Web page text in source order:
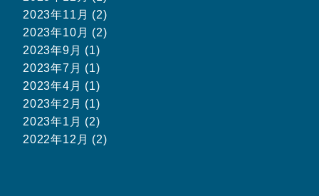
2023年11月 (2)
2023年10月 (2)
2023年9月 (1)
2023年7月 (1)
2023年4月 (1)
2023年2月 (1)
2023年1月 (2)
2022年12月 (2)